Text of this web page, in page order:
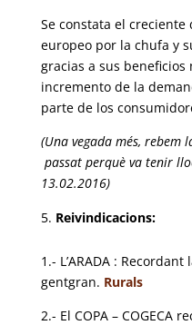
Se constata el
europeo por la chufa y
gracias a sus
incremento de la
parte de los
(Una vegada més,
passat perquè va tenir
13.02.2016)
Reivindicacions:
1.- L’ARADA ‏: Recordant la feina de l’actua i dona i
gentgran. Rurals
2.- El COPA – COGECA